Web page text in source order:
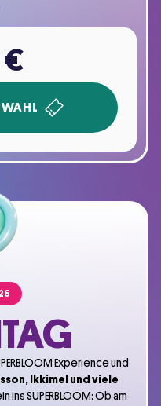
€
Experience und
Ikkimel und viele
ins SUPERBLOOM: Ob am